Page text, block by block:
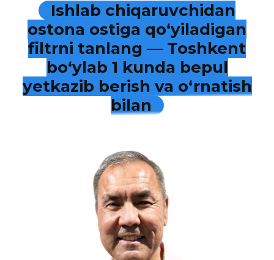
Ishlab chiqaruvchidan
ostona ostiga qo‘yiladigan
filtrni tanlang — Toshkent
bo‘ylab 1 kunda bepul
yetkazib berish va o‘rnatish
bilan